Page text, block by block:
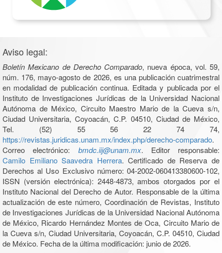
Aviso legal:
Boletín Mexicano de Derecho Comparado, nueva época, vol. 59,
núm. 176, mayo-agosto de 2026, es una publicación cuatrimestral
en modalidad de publicación continua. Editada y publicada por el
Instituto de Investigaciones Jurídicas de la Universidad Nacional
Autónoma de México, Circuito Maestro Mario de la Cueva s/n,
Ciudad Universitaria, Coyoacán, C.P. 04510, Ciudad de México,
Tel. (52) 55 56 22 74 74,
https://revistas.juridicas.unam.mx/index.php/derecho-comparado.
Correo electrónico: bmdc.iij@unam.mx. Editor responsable:
Camilo Emiliano Saavedra Herrera. Certificado de Reserva de
Derechos al Uso Exclusivo número: 04-2002-060413380600-102,
ISSN (versión electrónica): 2448-4873, ambos otorgados por el
Instituto Nacional del Derecho de Autor. Responsable de la última
actualización de este número, Coordinación de Revistas, Instituto
de Investigaciones Jurídicas de la Universidad Nacional Autónoma
de México, Ricardo Hernández Montes de Oca, Circuito Mario de
la Cueva s/n, Ciudad Universitaria, Coyoacán, C.P. 04510, Ciudad
de México. Fecha de la última modificación: junio de 2026.